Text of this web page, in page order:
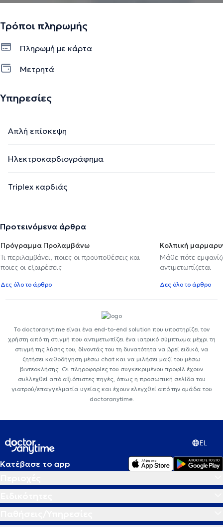
Τρόποι πληρωμής
Πληρωμή με κάρτα
Μετρητά
Υπηρεσίες
Απλή επίσκεψη
Ηλεκτροκαρδιογράφημα
Triplex καρδιάς
Προτεινόμενα άρθρα
Πρόγραμμα Προλαμβάνω
Τι περιλαμβάνει, ποιες οι προϋποθέσεις και
ποιες οι εξαιρέσεις
Δες όλο το άρθρο
Κολπική
Μάθε πότε
αντιμετωπίζεται
Δες όλο το άρθρο
Το doctoranytime είναι ένα end-to-end solution που υποστηρίζει τον
χρήστη από τη στιγμή που αντιμετωπίζει ένα ιατρικό σύμπτωμα μέχρι τη
στιγμή της λύσης του, δίνοντάς του τη δυνατότητα να βρεί ειδικό, να
ζητήσει καθοδήγηση μέσω chat και να μιλήσει μαζί του μέσω
βιντεοκλήσης. Οι πληροφορίες του συγκεκριμένου προφίλ έχουν
συλλεχθεί από αξιόπιστες πηγές, όπως η προσωπική σελίδα του
γιατρού/επαγγελματία υγείας και έχουν ελεγχθεί από την ομάδα του
doctoranytime.
EL
Κατέβασε το app